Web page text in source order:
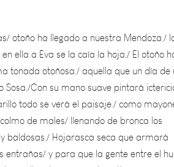
ha llegado a nuestra Mendoza,/ la
a Eva se la caía la hoja./ El
otoñosa,/ aquella que un día
Con su mano suave pintará
todo se verá el paisaje,/ como
de males/ llenando de bronca los
Hojarasca seca que armará
y para que la gente entre el humo
de envases de antiguas